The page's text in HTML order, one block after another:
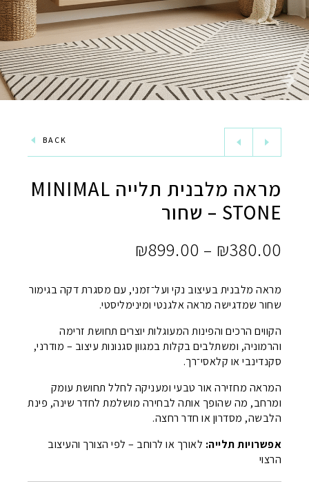
BACK
מראה מלבנית תלייה MINIMAL
STONE – שחור
₪380.00
–
₪899.00
⁦₪380.00⁩
עד
⁦₪899.00⁩
מראה מלבנית בעיצוב נקי ועל־זמני, עם מסגרת דקה בגימור
שחור שמדגישה מראה אלגנטי ומינימליסטי.
הקווים הרכים והפינות המעוגלות יוצרים תחושת זרימה
והרמוניה, ומשתלבים בקלות במגוון סגנונות עיצוב – מודרני,
סקנדינבי או קלאסי־רך.
המראה מחזירה אור טבעי ומעניקה לחלל תחושת עומק
ומרחב, מה שהופך אותה לבחירה מושלמת לחדר שינה, פינת
הלבשה, מסדרון או חדר רחצה.
אפשרויות תלייה: לאורך או לרוחב – לפי הצורך והעיצוב
הרצוי